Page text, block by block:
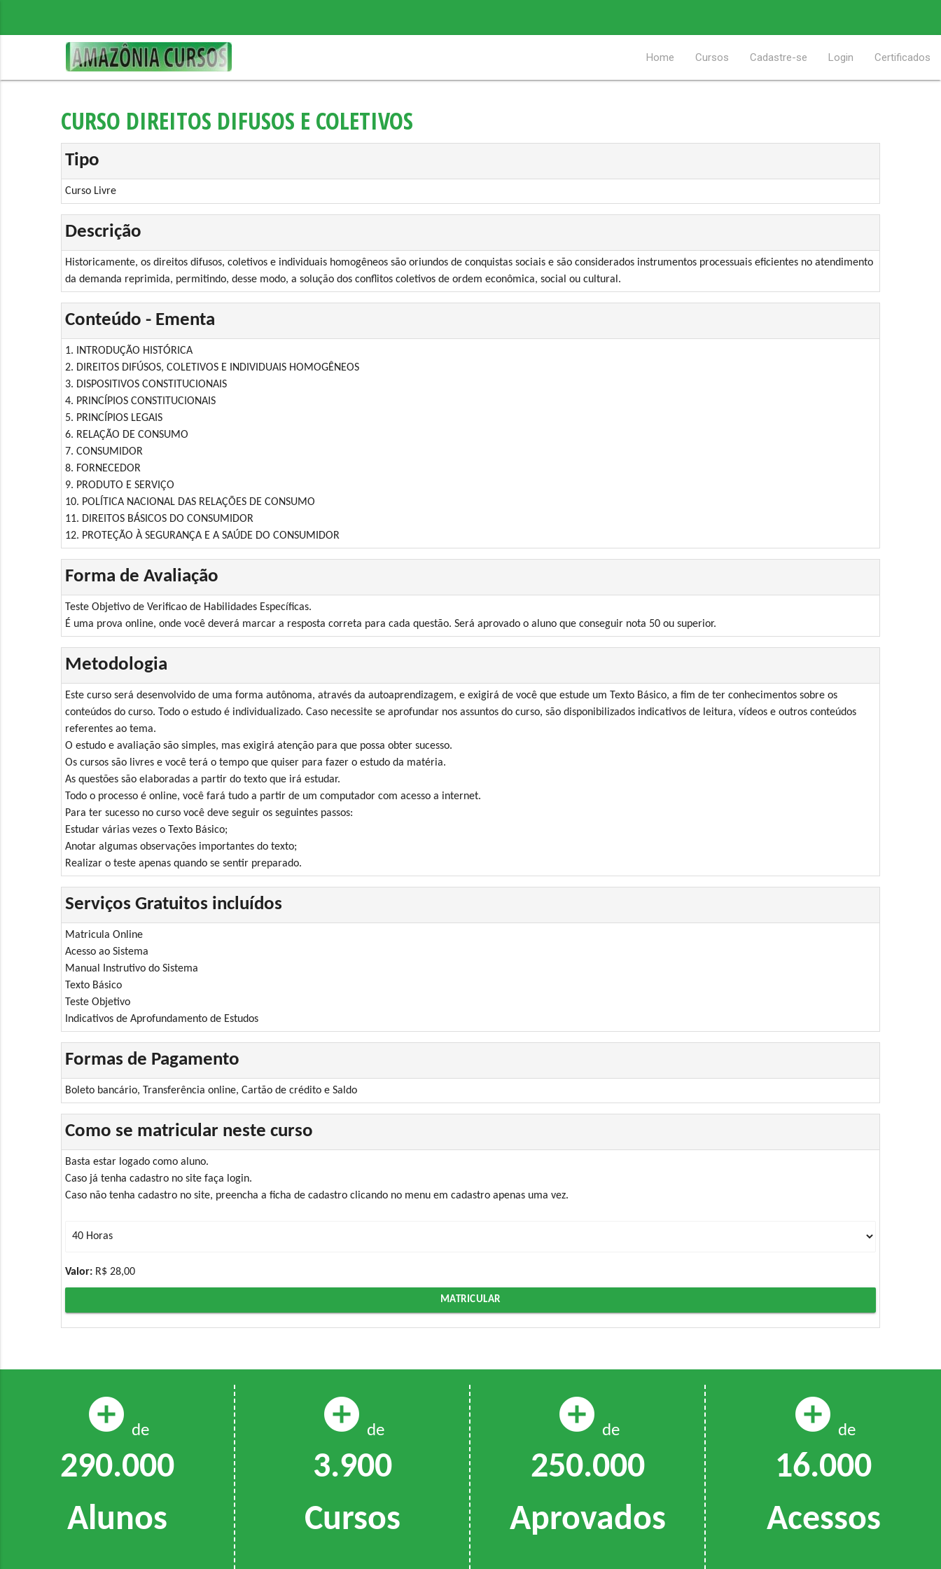
Home Cursos Cadastre-se Login Certificados
CURSO DIREITOS DIFUSOS E COLETIVOS
Tipo
Curso Livre
Descrição
Historicamente, os direitos difusos, coletivos e individuais homogêneos são oriundos de conquistas sociais e são considerados instrumentos processuais eficientes no atendimento
da demanda reprimida, permitindo, desse modo, a solução dos conflitos coletivos de ordem econômica, social ou cultural.
Conteúdo - Ementa
1. INTRODUÇÃO HISTÓRICA
2. DIREITOS DIFÚSOS, COLETIVOS E INDIVIDUAIS HOMOGÊNEOS
3. DISPOSITIVOS CONSTITUCIONAIS
4. PRINCÍPIOS CONSTITUCIONAIS
5. PRINCÍPIOS LEGAIS
6. RELAÇÃO DE CONSUMO
7. CONSUMIDOR
8. FORNECEDOR
9. PRODUTO E SERVIÇO
10. POLÍTICA NACIONAL DAS RELAÇÕES DE CONSUMO
11. DIREITOS BÁSICOS DO CONSUMIDOR
12. PROTEÇÃO À SEGURANÇA E A SAÚDE DO CONSUMIDOR
Forma de Avaliação
Teste Objetivo de Verificao de Habilidades Específicas.
É uma prova online, onde você deverá marcar a resposta correta para cada questão. Será aprovado o aluno que conseguir nota 50 ou superior.
Metodologia
Este curso será desenvolvido de uma forma autônoma, através da autoaprendizagem, e exigirá de você que estude um Texto Básico, a fim de ter conhecimentos sobre os
conteúdos do curso. Todo o estudo é individualizado. Caso necessite se aprofundar nos assuntos do curso, são disponibilizados indicativos de leitura, vídeos e outros conteúdos
referentes ao tema.
O estudo e avaliação são simples, mas exigirá atenção para que possa obter sucesso.
Os cursos são livres e você terá o tempo que quiser para fazer o estudo da matéria.
As questões são elaboradas a partir do texto que irá estudar.
Todo o processo é online, você fará tudo a partir de um computador com acesso a internet.
Para ter sucesso no curso você deve seguir os seguintes passos:
Estudar várias vezes o Texto Básico;
Anotar algumas observações importantes do texto;
Realizar o teste apenas quando se sentir preparado.
Serviços Gratuitos incluídos
Matricula Online
Acesso ao Sistema
Manual Instrutivo do Sistema
Texto Básico
Teste Objetivo
Indicativos de Aprofundamento de Estudos
Formas de Pagamento
Boleto bancário, Transferência online, Cartão de crédito e Saldo
Como se matricular neste curso
Basta estar logado como aluno.
Caso já tenha cadastro no site faça login.
Caso não tenha cadastro no site, preencha a ficha de cadastro clicando no menu em cadastro apenas uma vez.
Valor: R$ 28,00
MATRICULAR
add_circle de
290.000
Alunos
add_circle de
3.900
Cursos
add_circle de
250.000
Aprovados
add_circle de
16.000
Acessos